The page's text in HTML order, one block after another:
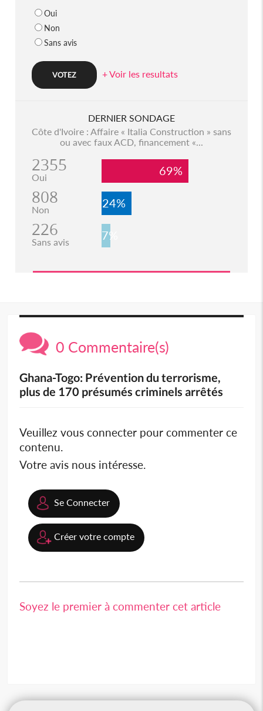
Oui
Non
Sans avis
+ Voir les resultats
DERNIER SONDAGE
Côte d'Ivoire : Affaire « Italia Construction » sans
ou avec faux ACD, financement «...
2355
Oui 69%
808
Non 24%
226
Sans avis 7%
0 Commentaire(s)
Ghana-Togo: Prévention du terrorisme,
plus de 170 présumés criminels arrêtés
Veuillez vous connecter pour commenter ce
contenu.
Votre avis nous intéresse.
Se Connecter
Créer votre compte
Soyez le premier à commenter cet article